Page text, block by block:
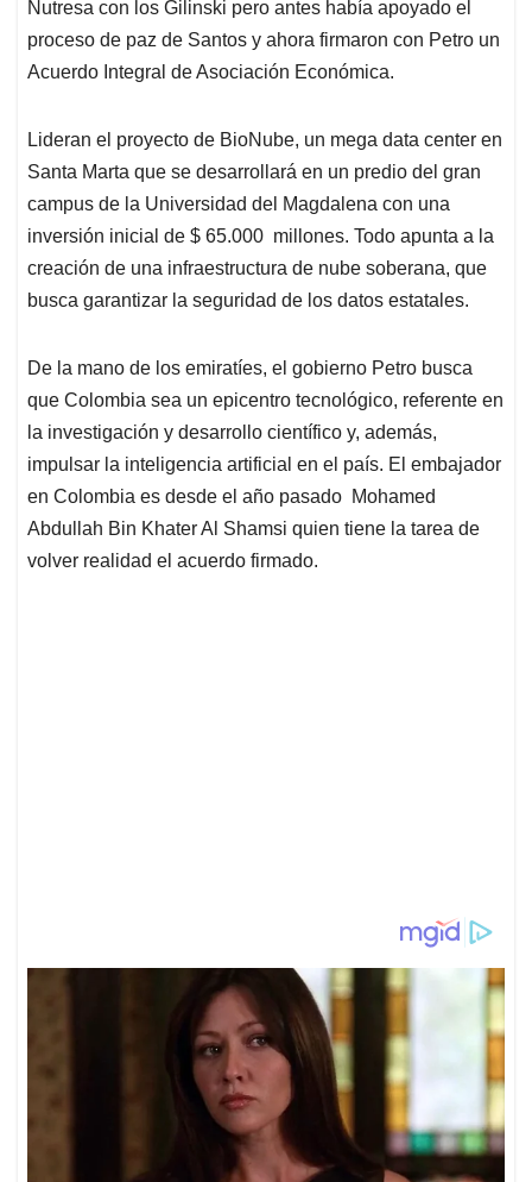
Nutresa con los Gilinski pero antes había apoyado el
proceso de paz de Santos y ahora firmaron con Petro un
Acuerdo Integral de Asociación Económica.
Lideran el proyecto de BioNube, un mega data center en
Santa Marta que se desarrollará en un predio del gran
campus de la Universidad del Magdalena con una
inversión inicial de $ 65.000 millones. Todo apunta a la
creación de una infraestructura de nube soberana, que
busca garantizar la seguridad de los datos estatales.
De la mano de los emiratíes, el gobierno Petro busca
que Colombia sea un epicentro tecnológico, referente en
la investigación y desarrollo científico y, además,
impulsar la inteligencia artificial en el país. El embajador
en Colombia es desde el año pasado Mohamed
Abdullah Bin Khater Al Shamsi quien tiene la tarea de
volver realidad el acuerdo firmado.